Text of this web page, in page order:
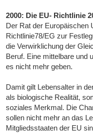
2000: Die EU- Richtlinie
Der Rat der Europäischen
Richtlinie78/EG zur
die Verwirklichung der
Beruf. Eine mittelbare und
es nicht mehr geben.
Damit gilt Lebensalter in
als biologische Realität,
soziales Merkmal. Die
sollen nicht mehr an das
Mitgliedsstaaten der EU